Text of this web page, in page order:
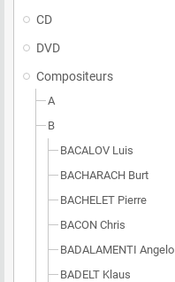
CD
DVD
Compositeurs
A
B
BACALOV Luis
BACHARACH Burt
BACHELET Pierre
BACON Chris
BADALAMENTI Angelo
BADELT Klaus